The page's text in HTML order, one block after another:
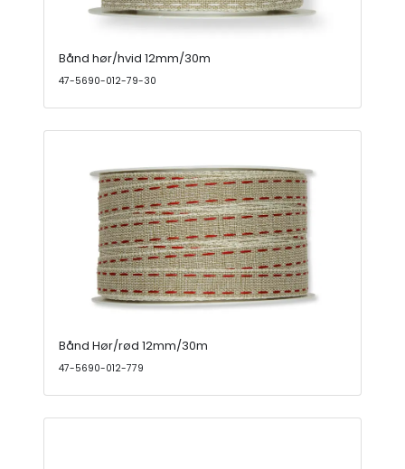
Bånd hør/hvid 12mm/30m
47-5690-012-79-30
Bånd Hør/rød 12mm/30m
47-5690-012-779